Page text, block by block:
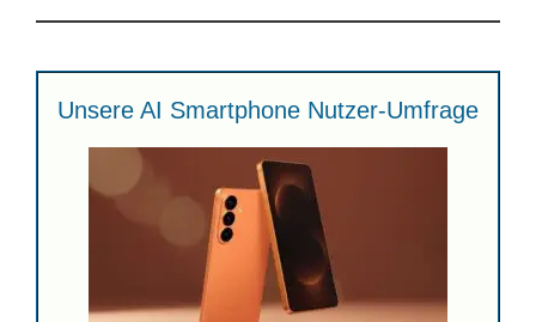
Unsere AI Smartphone Nutzer-Umfrage